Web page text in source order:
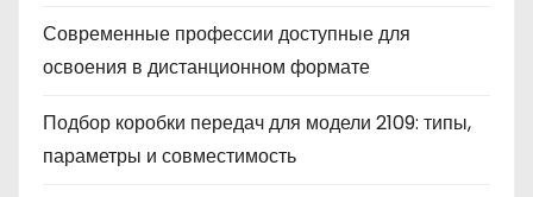
Современные профессии доступные для
освоения в дистанционном формате
Подбор коробки передач для модели 2109: типы,
параметры и совместимость